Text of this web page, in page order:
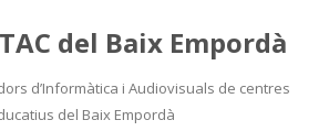
del Baix Empordà
d’Informàtica i Audiovisuals de centres
del Baix Empordà